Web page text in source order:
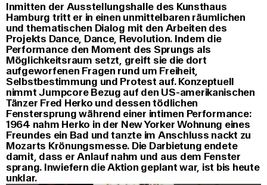
Inmitten der Ausstellungshalle des Kunsthaus
Hamburg tritt er in einen unmittelbaren räumlichen
und thematischen Dialog mit den Arbeiten des
Projekts Dance, Dance, Revolution. Indem die
Performance den Moment des Sprungs als
Möglichkeitsraum setzt, greift sie die dort
aufgeworfenen Fragen rund um Freiheit,
Selbstbestimmung und Protest auf. Konzeptuell
nimmt Jumpcore Bezug auf den US-amerikanischen
Tänzer Fred Herko und dessen tödlichen
Fenstersprung während einer intimen Performance:
1964 nahm Herko in der New Yorker Wohnung eines
Freundes ein Bad und tanzte im Anschluss nackt zu
Mozarts Krönungsmesse. Die Darbietung endete
damit, dass er Anlauf nahm und aus dem Fenster
sprang. Inwiefern die Aktion geplant war, ist bis heute
unklar.